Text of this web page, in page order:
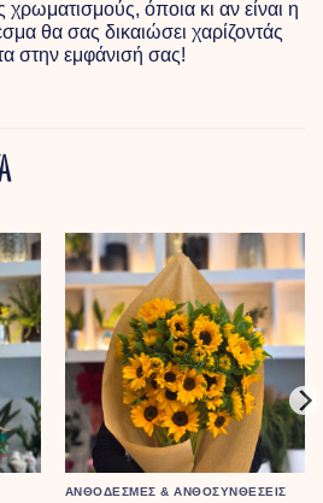
όποια κι αν είναι η
θα σας δικαιώσει χαρίζοντάς
στην εμφάνισή σας!
ΑΝΘΟΔΕΣΜΕΣ & ΑΝΘΟΣΥΝΘΕΣΕΙΣ